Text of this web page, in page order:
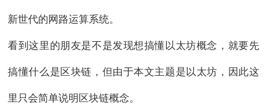
新世代的网路运算系统。
看到这里的朋友是不是发现想搞懂以太坊概念，就要先
搞懂什么是区块链，但由于本文主题是以太坊，因此这
里只会简单说明区块链概念。